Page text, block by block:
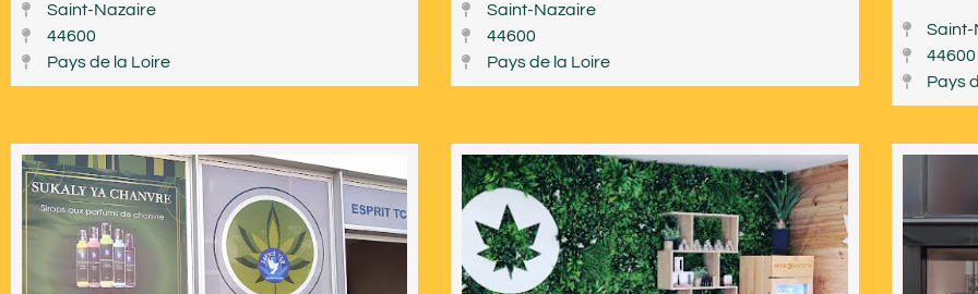
Saint-Nazaire
44600
Pays de la Loire
Saint-Nazaire
44600
Pays de la Loire
Saint-
44600
Pays